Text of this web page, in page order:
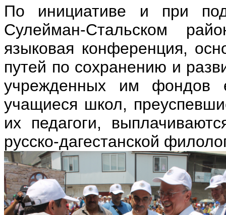
По инициативе и при
Сулейман-Стальском
языковая конференция,
путей по сохранению и
учрежденных им фондов
учащиеся школ,
их педагоги,
русско-дагестанской